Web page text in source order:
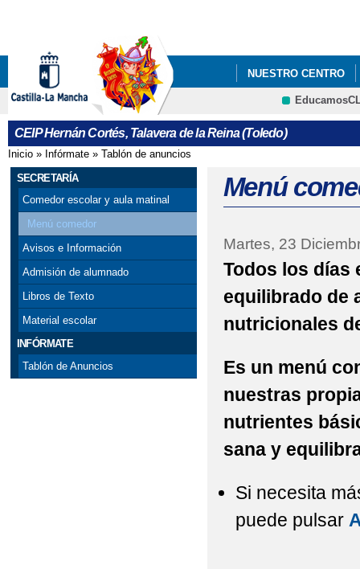
NUESTRO CENTRO
PROYECTO
REPARTO FRUTA Y
CEIP Hernán Cortés, Talavera de la Reina (Toledo)
Se encuentra usted aquí
Inicio » Infórmate » Tablón de anuncios
SECRETARÍA
Comedor escolar y aula matinal
Menú comedor
Avisos e Información
Admisión de alumnado
Libros de Texto
Material escolar
INFÓRMATE
Tablón de Anuncios
Menú
Martes, 23
Todos los días
equilibrado de
nutricionales
Es un menú
nuestras
nutrientes
sana y
Si necesita
puede pulsar